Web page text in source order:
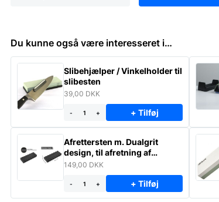
Du kunne også være interesseret i…
Slibehjælper / Vinkelholder til
slibesten
39,00 DKK
- + + Tilføj
Afrettersten m. Dualgrit
design, til afretning af
slibesten
149,00 DKK
- + + Tilføj